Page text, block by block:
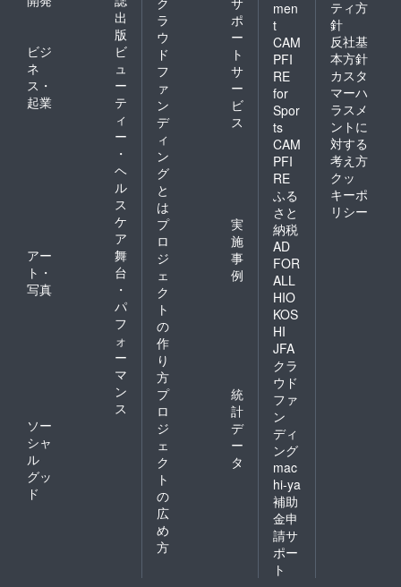
ズ 着
105.0c
m バ
スト
102.5c
m ウ
エスト
96.5cm
肩幅
35.0cm
感染症
対策を
徹底し
ていま
出
版
ビジ
ネ
ス・
起業
ビ
ュ
ー
テ
ィ
ー
・
ヘ
ル
ス
ケ
ア
アー
ト・
写真
舞
台
・
パ
フ
ォ
ー
マ
ン
ス
ソー
シャ
ル
グッ
ド
ラ
ウ
ド
フ
ァ
ン
デ
ィ
ン
グ
と
は
ポ
ー
ト
サ
ー
ビ
ス
プ
ロ
ジ
ェ
ク
ト
の
作
り
方
実
施
事
例
プ
ロ
ジ
ェ
ク
ト
の
広
め
方
統
計
デ
ー
タ
men
t
CAM
PFI
RE
for
Spor
ts
CAM
PFI
RE
ふる
さと
納税
AD
FOR
ALL
HIO
KOS
HI
JFA
クラ
ウド
ファ
ン
ディ
ング
mac
hi-ya
補助
金申
請サ
ポー
ト
ティ方
針
反社基
本方針
カスタ
マーハ
ラスメ
ントに
対する
考え方
クッ
キーポ
リシー